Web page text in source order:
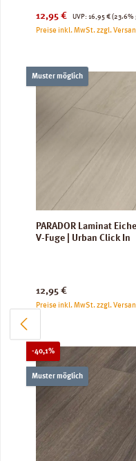
Verkaufspreis:
12,95 € UVP:
Regulärer Preis:
16,95 € (23.6%
Preise inkl. MwSt. zzgl.
Muster möglich
PARADOR Laminat
V-Fuge | Urban Click In
Regulärer Preis:
12,95 €
Preise inkl. MwSt. zzgl.
-40,1%Rabatt
Muster möglich